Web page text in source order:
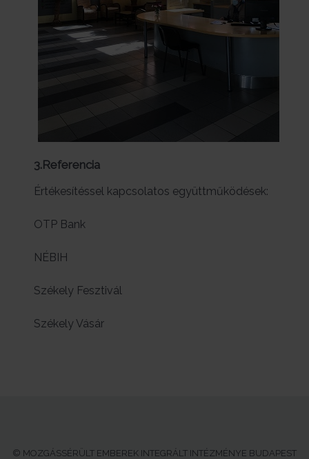
3.Referencia
Értékesítéssel kapcsolatos együttműködések:
OTP Bank
NÉBIH
Székely Fesztivál
Székely Vásár
© MOZGÁSSÉRÜLT EMBEREK INTEGRÁLT INTÉZMÉNYE BUDAPEST